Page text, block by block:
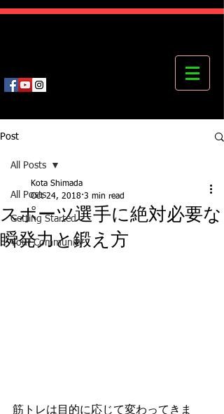
Post
All Posts
Getting Started
Your Community
All Posts
スポーツ選手に絶対必要な
瞬発力と鍛え方
Kota Shimada
Oct 24, 2018 3 min read
筋トレは目的に応じて変わってきま